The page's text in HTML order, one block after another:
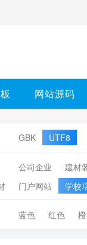
网站源码
GBK UTF8
公司企业 建材
门户网站 学校
蓝色 红色